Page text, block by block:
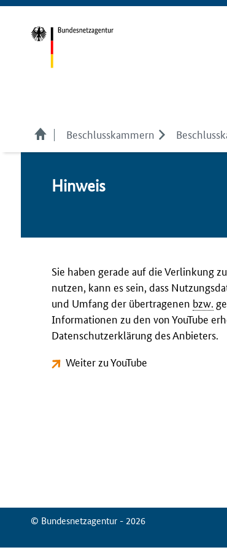
Beschlusskammern
Hin­weis
Sie haben gerade auf die Verlinkung
nutzen, kann es sein, dass
und Umfang der übertragenen bzw.
Informationen zu den von YouTube
Datenschutzerklärung des Anbieters.
Weiter zu YouTube
© Bundesnetzagentur - 2026